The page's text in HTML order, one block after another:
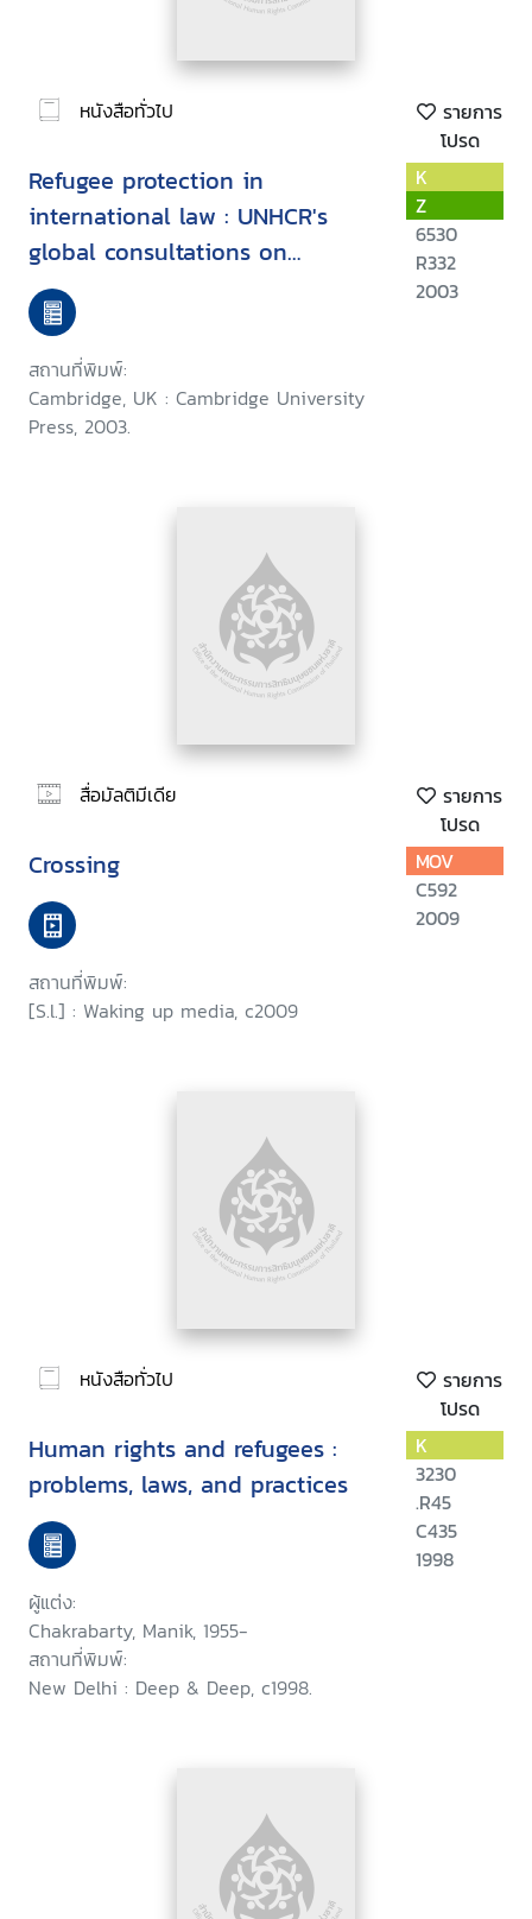
หนังสือทั่วไป
รายการ
โปรด
Refugee protection in
international law : UNHCR's
global consultations on
international protection
สถานที่พิมพ์:
Cambridge, UK : Cambridge University
Press, 2003.
K
Z
6530
R332
2003
สื่อมัลติมีเดีย
รายการ
โปรด
Crossing
สถานที่พิมพ์:
[S.l.] : Waking up media, c2009
MOV
C592
2009
หนังสือทั่วไป
รายการ
โปรด
Human rights and refugees :
problems, laws, and practices
ผู้แต่ง:
Chakrabarty, Manik, 1955-
สถานที่พิมพ์:
New Delhi : Deep & Deep, c1998.
K
3230
.R45
C435
1998